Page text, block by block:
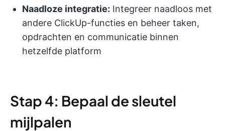
Naadloze integratie: Integreer naadloos met
andere ClickUp-functies en beheer taken,
opdrachten en communicatie binnen
hetzelfde platform
Stap 4: Bepaal de sleutel
mijlpalen